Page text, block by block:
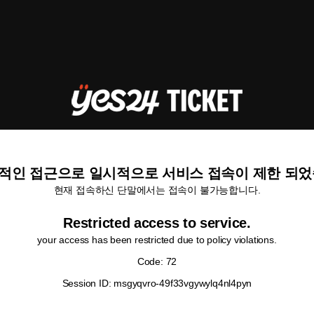
인 접근으로 일시적으로 서비스 접속이 제한 되
현재 접속하신 단말에서는 접속이 불가능합니다.
Restricted access to service.
your access has been restricted due to policy violations.
Code: 72
Session ID: msgyqvro-49f33vgywylq4nl4pyn